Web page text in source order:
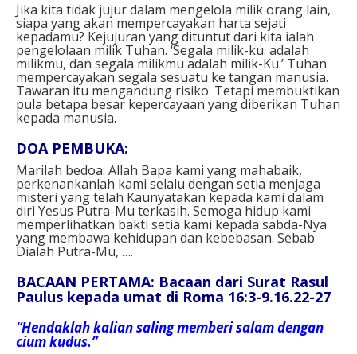
Jika kita tidak jujur dalam mengelola milik orang lain,
siapa yang akan mempercayakan harta sejati
kepadamu? Kejujuran yang dituntut dari kita ialah
pengelolaan milik Tuhan. ‘Segala milik-ku. adalah
milikmu, dan segala milikmu adalah milik-Ku.’ Tuhan
mempercayakan segala sesuatu ke tangan manusia.
Tawaran itu mengandung risiko. Tetapi membuktikan
pula betapa besar kepercayaan yang diberikan Tuhan
kepada manusia.
DOA PEMBUKA:
Marilah bedoa: Allah Bapa kami yang mahabaik,
perkenankanlah kami selalu dengan setia menjaga
misteri yang telah Kaunyatakan kepada kami dalam
diri Yesus Putra-Mu terkasih. Semoga hidup kami
memperlihatkan bakti setia kami kepada sabda-Nya
yang membawa kehidupan dan kebebasan. Sebab
Dialah Putra-Mu, ….
BACAAN PERTAMA: Bacaan dari Surat Rasul
Paulus kepada umat di Roma 16:3-9.16.22-27
“Hendaklah kalian saling memberi salam dengan
cium kudus.”